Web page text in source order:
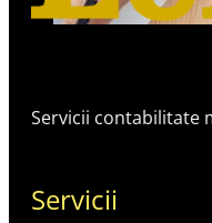
Servicii contabilitate
Servicii